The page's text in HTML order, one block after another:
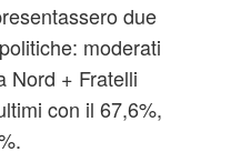
due
moderati
Nord + Fratelli
con il 67,6%,